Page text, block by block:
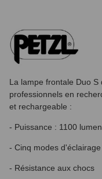
La lampe frontale Duo
professionnels en
et rechargeable :
- Puissance : 1100
- Cinq modes d'éclairage
- Résistance aux chocs